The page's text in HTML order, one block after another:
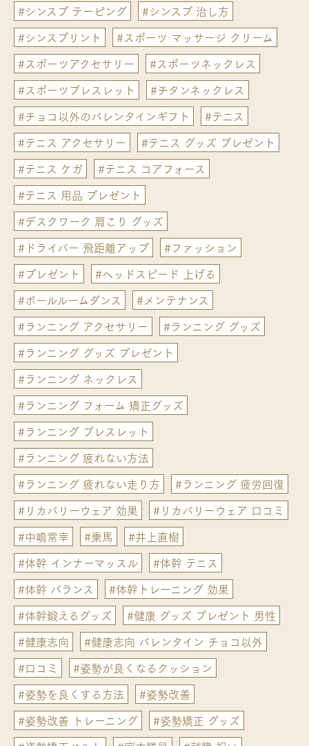
#シンスプ テーピング
#シンスプ 治し方
#シンスプリント
#スポーツ マッサージ クリーム
#スポーツアクセサリー
#スポーツネックレス
#スポーツブレスレット
#チタンネックレス
#チョコ以外のバレンタインギフト
#テニス
#テニス アクセサリー
#テニス グッズ プレゼント
#テニス ケガ
#テニス コアフォース
#テニス 用品 プレゼント
#デスクワーク 肩こり グッズ
#ドライバー 飛距離アップ
#ファッション
#プレゼント
#ヘッドスピード 上げる
#ボールルームダンス
#メンテナンス
#ランニング アクセサリー
#ランニング グッズ
#ランニング グッズ プレゼント
#ランニング ネックレス
#ランニング フォーム 矯正グッズ
#ランニング ブレスレット
#ランニング 疲れない方法
#ランニング 疲れない走り方
#ランニング 疲労回復
#リカバリーウェア 効果
#リカバリーウェア 口コミ
#中嶋常幸
#乗馬
#井上直樹
#体幹 インナーマッスル
#体幹 テニス
#体幹 バランス
#体幹トレーニング 効果
#体幹鍛えるグッズ
#健康 グッズ プレゼント 男性
#健康志向
#健康志向 バレンタイン チョコ以外
#口コミ
#姿勢が良くなるクッション
#姿勢を良くする方法
#姿勢改善
#姿勢改善 トレーニング
#姿勢矯正 グッズ